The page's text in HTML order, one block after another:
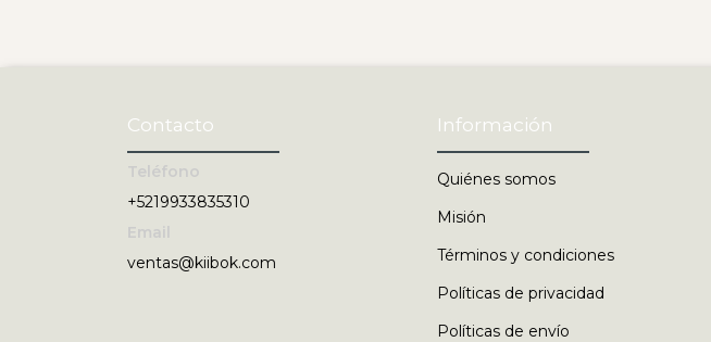
Contacto
+5219933835310
ventas@kiibok.com
Información
Quiénes somos
Misión
Términos y condiciones
Políticas de privacidad
Políticas de envío